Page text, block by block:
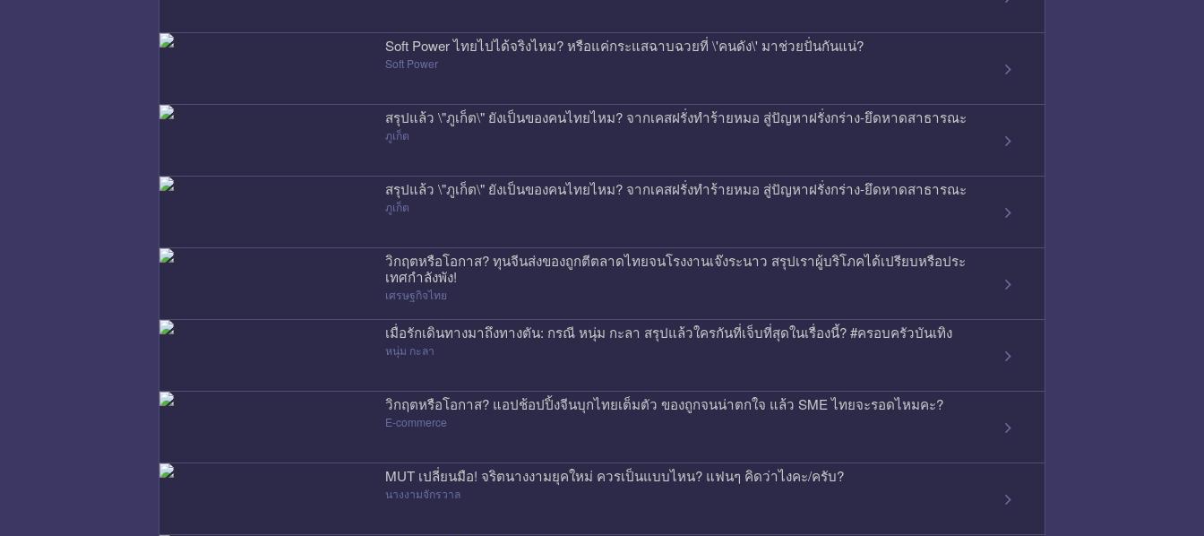
Soft Power ไทยไปได้จริงไหม? หรือแค่กระแสฉาบฉวยที่ \'คนดัง\' มาช่วยปั่นกันแน่?
Soft Power
สรุปแล้ว \"ภูเก็ต\" ยังเป็นของคนไทยไหม? จากเคสฝรั่งทำร้ายหมอ สู่ปัญหาฝรั่งกร่าง-ยึดหาดสาธารณะ
ภูเก็ต
สรุปแล้ว \"ภูเก็ต\" ยังเป็นของคนไทยไหม? จากเคสฝรั่งทำร้ายหมอ สู่ปัญหาฝรั่งกร่าง-ยึดหาดสาธารณะ
ภูเก็ต
วิกฤตหรือโอกาส? ทุนจีนส่งของถูกตีตลาดไทยจนโรงงานเจ๊งระนาว สรุปเราผู้บริโภคได้เปรียบหรือประ
เทศกำลังพัง!
เศรษฐกิจไทย
เมื่อรักเดินทางมาถึงทางตัน: กรณี หนุ่ม กะลา สรุปแล้วใครกันที่เจ็บที่สุดในเรื่องนี้? #ครอบครัวบันเทิง
หนุ่ม กะลา
วิกฤตหรือโอกาส? แอปช้อปปิ้งจีนบุกไทยเต็มตัว ของถูกจนน่าตกใจ แล้ว SME ไทยจะรอดไหมคะ?
E-commerce
MUT เปลี่ยนมือ! จริตนางงามยุคใหม่ ควรเป็นแบบไหน? แฟนๆ คิดว่าไงคะ/ครับ?
นางงามจักรวาล